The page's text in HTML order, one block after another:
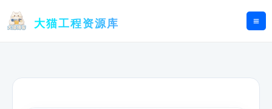
大猫工程资源库